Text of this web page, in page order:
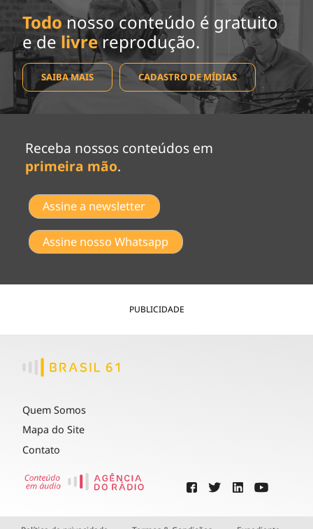
Todo nosso conteúdo é gratuito
e de livrereprodução.
SAIBA MAIS CADASTRO DE MÍDIAS
Receba nossos conteúdos em
primeira mão.
Assine a newsletter
Assine nosso Whatsapp
PUBLICIDADE
Quem Somos
Mapa do Site
Contato